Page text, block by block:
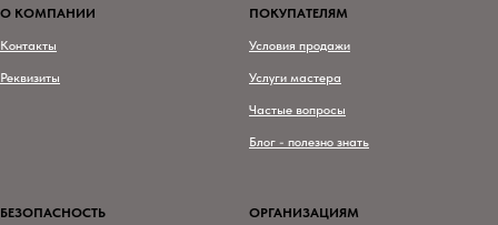
О КОМПАНИИ
Контакты
Реквизиты
ПОКУПАТЕЛЯМ
Условия продажи
Услуги мастера
Частые вопросы
Блог - полезно знать
БЕЗОПАСНОСТЬ ОРГАНИЗАЦИЯМ